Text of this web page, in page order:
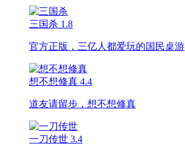
三国杀 1.8
官方正版，三亿人都爱玩的国民桌游
想不想修真 4.4
道友请留步，想不想修真
一刀传世 3.4